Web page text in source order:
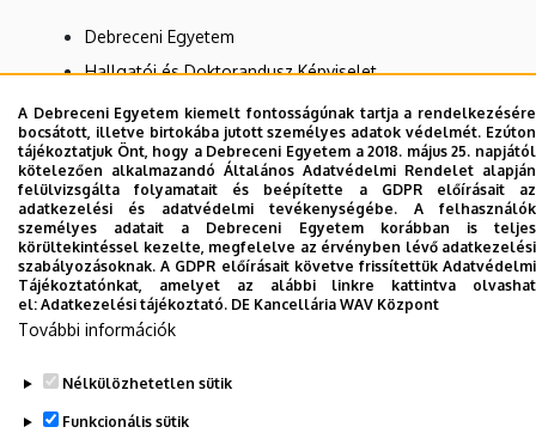
Debreceni Egyetem
Hallgatói és Doktorandusz Képviselet
DE Hallgatói Önkormányzat (DEHÖK)
Dolgozói adatmódosítás igénylése a DE
telefonkönyvében|Külső személyek rögzítése a
DE telefonkönyvében|Súgó|Hibabejelentés
A Debreceni Egyetem kiemelt fontosságúnak tartja a rendelkezésére
bocsátott, illetve birtokába jutott személyes adatok védelmét. Ezúton
tájékoztatjuk Önt, hogy a Debreceni Egyetem a 2018. május 25. napjától
kötelezően alkalmazandó Általános Adatvédelmi Rendelet alapján
felülvizsgálta folyamatait és beépítette a GDPR előírásait az
adatkezelési és adatvédelmi tevékenységébe. A felhasználók
személyes adatait a Debreceni Egyetem korábban is teljes
körültekintéssel kezelte, megfelelve az érvényben lévő adatkezelési
szabályozásoknak. A GDPR előírásait követve frissítettük Adatvédelmi
Tájékoztatónkat, amelyet az alábbi linkre kattintva olvashat
el: Adatkezelési tájékoztató. DE Kancellária WAV Központ
További információk
Nélkülözhetetlen sütik
Funkcionális sütik